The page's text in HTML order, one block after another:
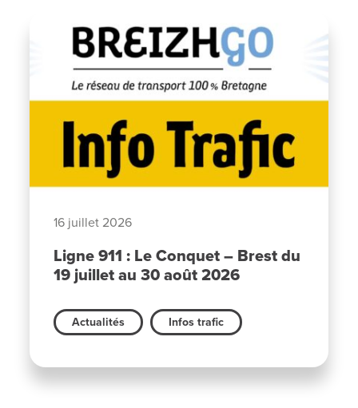
16 juillet 2026
Ligne 911 : Le Conquet – Brest du
19 juillet au 30 août 2026
Actualités Infos trafic